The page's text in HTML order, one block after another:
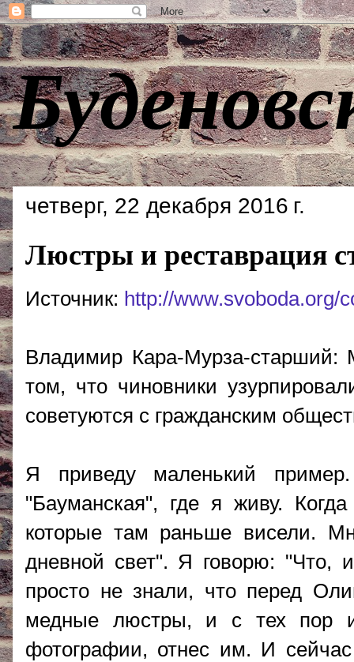
четверг, 22 декабря 2016 г.
Люстры и реставрация
Источник: http://www.svoboda.org/
Владимир Кара-Мурза-старший:
том, что чиновники
советуются с гражданским
Я приведу маленький
"Бауманская", где я живу.
которые там раньше висели.
дневной свет". Я говорю: "Что,
просто не знали, что перед
медные люстры, и с тех пор
фотографии, отнес им. И